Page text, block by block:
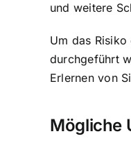
und weitere
Um das
durchgeführt
Erlernen von
Mögliche